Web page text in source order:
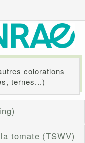
colorations
ternes...)
tomate (TSWV)